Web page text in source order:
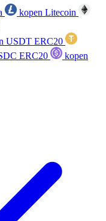
kopen Litecoin
USDT ERC20
ERC20
kopen